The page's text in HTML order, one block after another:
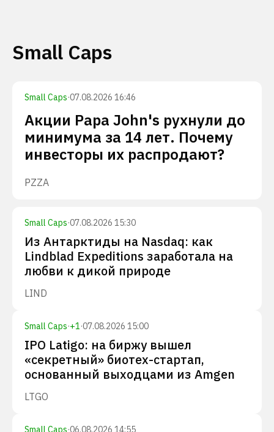
Small Caps
Small Caps·07.08.2026 16:46
Акции Papa John's рухнули до
минимума за 14 лет. Почему
инвесторы их распродают?
PZZA
Small Caps·07.08.2026 15:30
Из Антарктиды на Nasdaq: как
Lindblad Expeditions заработала на
любви к дикой природе
LIND
Small Caps·+1·07.08.2026 15:00
IPO Latigo: на биржу вышел
«секретный» биотех-стартап,
основанный выходцами из Amgen
LTGO
Small Caps·06.08.2026 14:55